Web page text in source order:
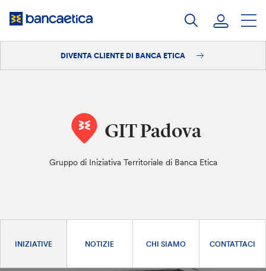
DIVENTA CLIENTE DI BANCA ETICA
GIT Padova
Gruppo di Iniziativa Territoriale di Banca Etica
INIZIATIVE NOTIZIE CHI SIAMO CONTATTACI